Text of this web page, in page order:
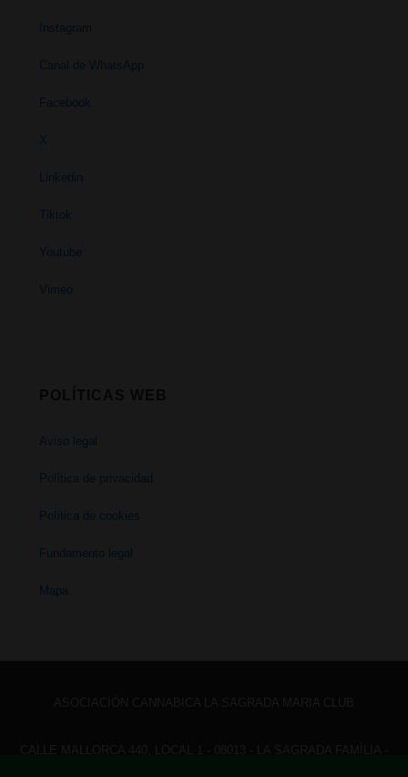
Instagram
Canal de WhatsApp
Facebook
X
Linkedin
Tiktok
Youtube
Vimeo
Aviso legal
Política de privacidad
Política de cookies
Fundamento legal
Mapa